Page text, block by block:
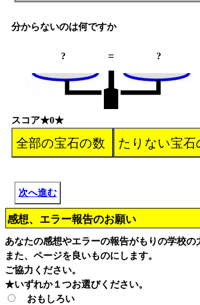
分からないのは何ですか
? = ?
スコア★0★
次へ進む
感想、エラー報告のお願い
あなたの感想やエラーの報告がもりの学校の
また、ページを良いものにします。
ご協力ください。
★いずれか１つお選びください。
おもしろい